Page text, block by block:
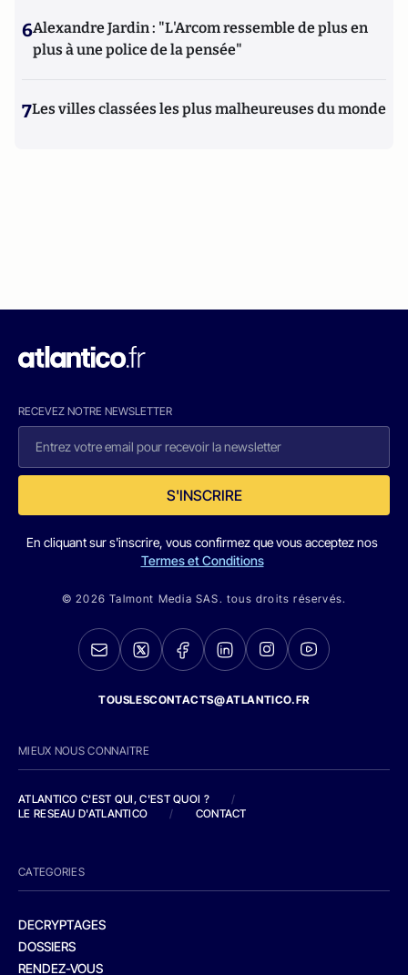
6Alexandre Jardin : "L'Arcom ressemble de plus en
plus à une police de la pensée"
7Les villes classées les plus malheureuses du monde
RECEVEZ NOTRE NEWSLETTER
S'INSCRIRE
En cliquant sur s'inscrire, vous confirmez que vous acceptez nos
Termes et Conditions
© 2026 Talmont Media SAS. tous droits réservés.
TOUSLESCONTACTS@ATLANTICO.FR
MIEUX NOUS CONNAITRE
ATLANTICO C'EST QUI, C'EST QUOI ?
/
LE RESEAU D'ATLANTICO
/ CONTACT
CATEGORIES
DECRYPTAGES
DOSSIERS
RENDEZ-VOUS